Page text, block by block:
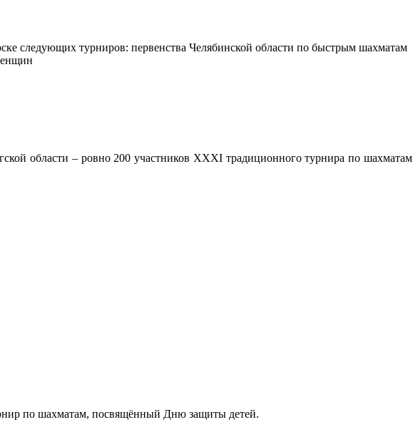
следующих турниров: первенства Челябинской области по быстрым шахматам
области – ровно 200 участников ХХХI традиционного турнира по шахматам
по шахматам, посвящённый Дню защиты детей.